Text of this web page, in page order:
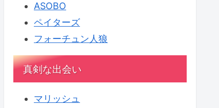
ASOBO
ペイターズ
フォーチュン人狼
真剣な出会い
マリッシュ